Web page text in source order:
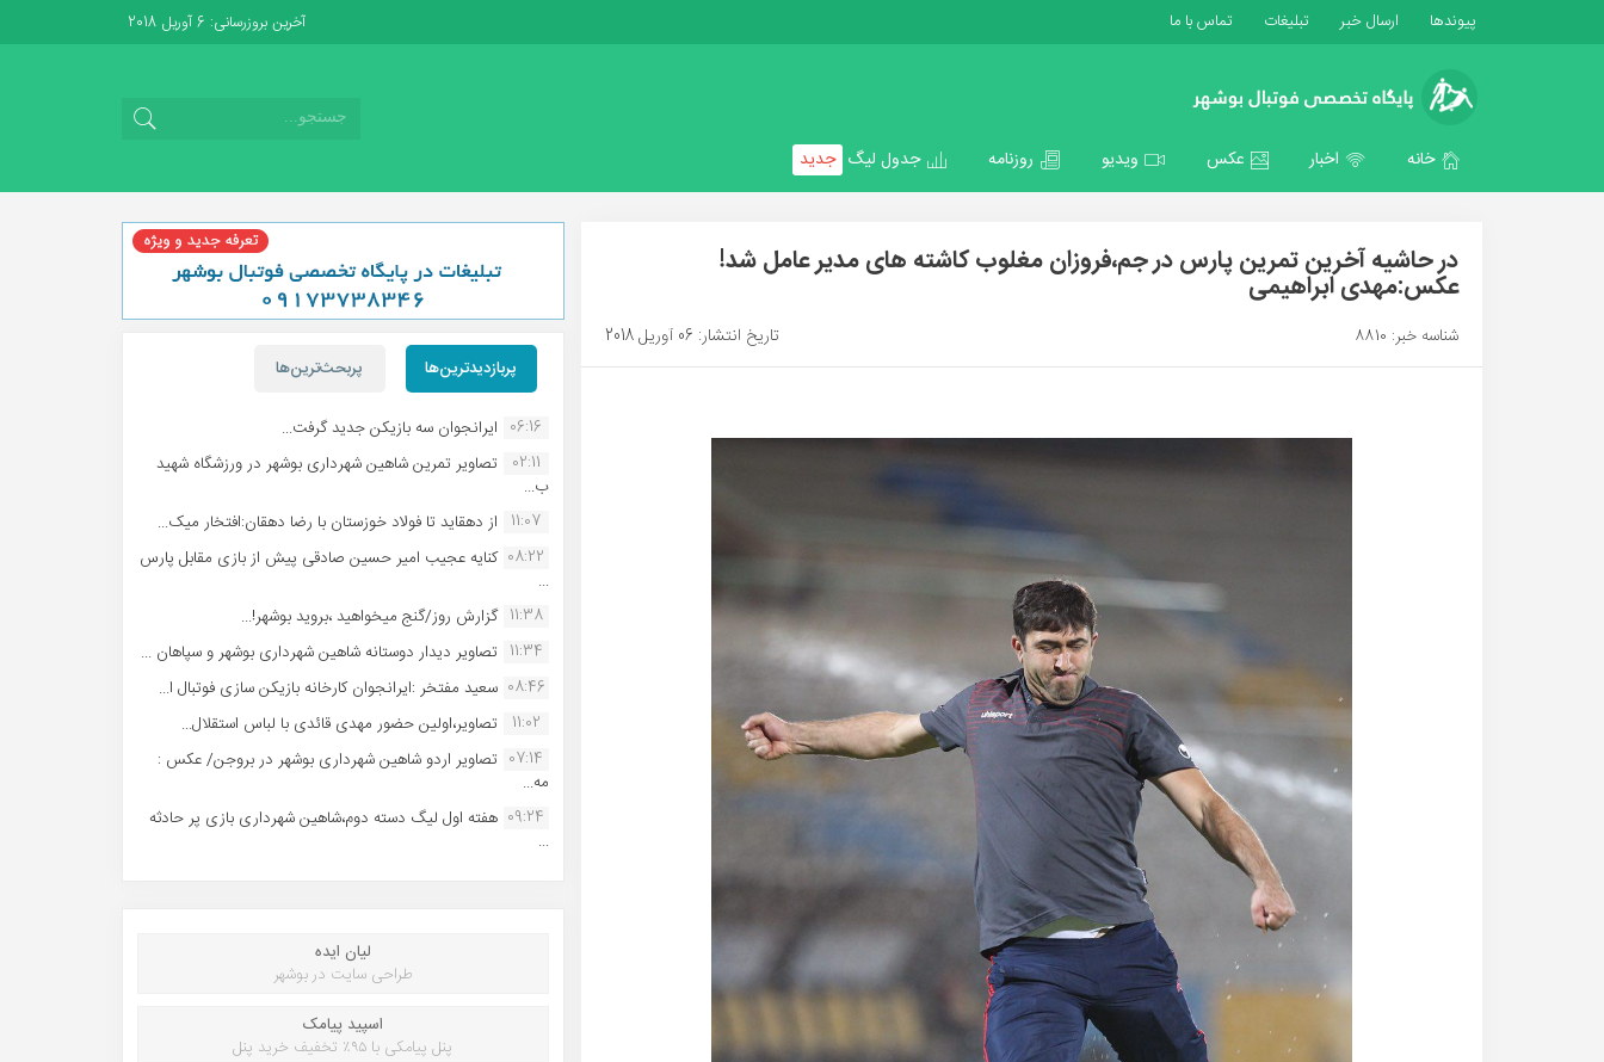
پیوندها ارسال خبر تبلیغات تماس با ما آخرین بروزرسانی: 6 آوریل 2018
خانه اخبار عکس ویدیو روزنامه جدول لیگ جدید
در حاشیه آخرین تمرین پارس در جم،فروزان مغلوب کاشته های مدیر عامل شد!
عکس:مهدی ابراهیمی
شناسه خبر: 8810 تاریخ انتشار: 06 آوریل 2018
پربازدیدترین‌ها پربحث‌ترین‌ها
06:16 ایرانجوان سه بازیکن جدید گرفت...
02:11
تصاویر تمرین شاهین شهردارى بوشهر در ورزشگاه شهید
ب...
11:07 از دهقاید تا فولاد خوزستان با رضا دهقان:افتخار میک...
08:22 کنایه عجیب امیر حسین صادقی پیش از بازی مقابل پارس
...
11:38 گزارش روز/گنج میخواهید ،بروید بوشهر!...
11:34 تصاویر دیدار دوستانه شاهین شهردارى بوشهر و سپاهان ...
08:46 سعید مفتخر :ایرانجوان کارخانه بازیکن سازی فوتبال ا...
11:02
تصاویر،اولین حضور مهدی قائدی با لباس استقلال...
07:14 تصاویر اردو شاهین شهرداری بوشهر در بروجن/ عکس :
مه...
09:24 هفته اول لیگ دسته دوم،شاهین شهرداری بازی پر حادثه
...
لیان ایده
طراحی سایت در بوشهر
اسپید پیامک
پنل پیامکی با ۹۵٪ تخفیف خرید پنل